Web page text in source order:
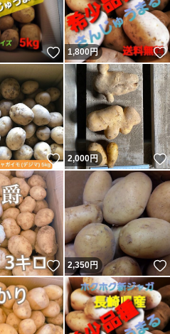
いいね！
1,800 円
いいね！
2,000円
いいね！
2,350円